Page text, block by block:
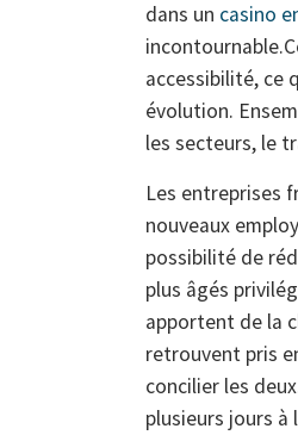
dans un casino
accessibilité, ce
évolution.
les secteurs, le
Les entreprises
nouveaux
possibilité de
plus âgés
apportent de la
retrouvent pris
concilier les
plusieurs jours à